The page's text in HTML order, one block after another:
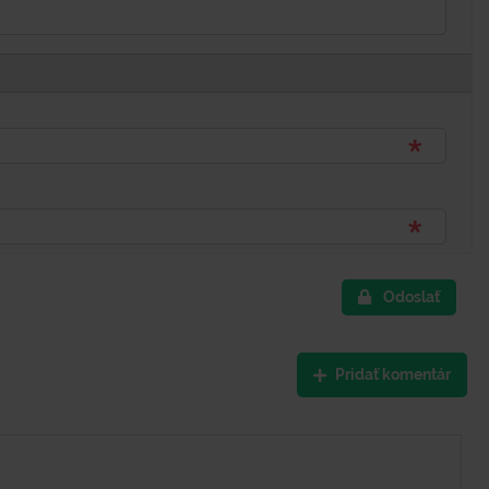
Odoslať
Pridať komentár